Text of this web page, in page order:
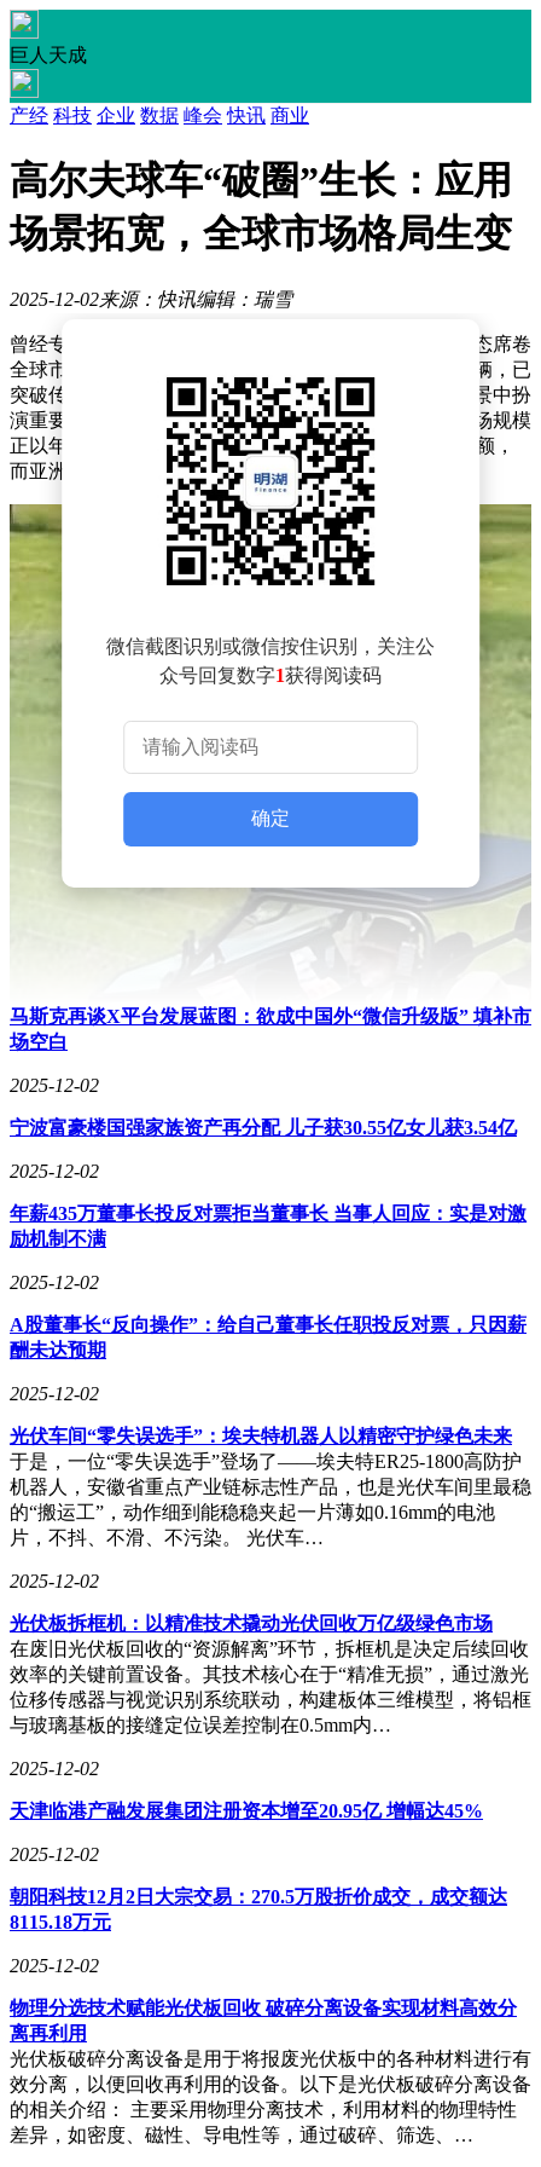
巨人天成
产经 科技 企业 数据 峰会 快讯 商业
高尔夫球车“破圈”生长：应用
场景拓宽，全球市场格局生变
2025-12-02来源：快讯编辑：瑞雪
曾经专属于高尔夫球场的低速电瓶车，如今正以全新姿态席卷
全球市场。这款最初为运送球具和球员设计的环保型车辆，已
突破传统应用场景，在度假村、社区、园区甚至家庭场景中扮
演重要角色。据权威行业报告显示，全球高尔夫球车市场规模
正以年均6%以上的速度扩张，其中北美市场占据70%份额，
而亚洲市场以7.85%的复合增长率成为增长引擎。
国际市场呈现"三足鼎立"格局。美国北极星（Polaris）凭借渠
道优势占据高端市场，2024年北美销量达6万辆，产品定价
1.2-1.6万美元；日本本田、雅马哈则以耐用性赢得中端市场，
分别取得4.5万和2.8万辆的年销量。中国品牌正通过差异化竞
争改写市场版图：涛涛车业构建"中国-东南亚-北美"产能网
络，2024年北美市占率突破20%；康迪科技在得州投产的工厂
实现"美国造美国卖"，产品定价较北极星低30%，通过Costco
等千家商超渠道，2025年前三季度北美销售额超5亿元人民
份额，但四座车型以7.09%的复合增长率快速崛起，封闭式车
型因适应多天气环境增长6.5%。技术路线方面，电动车型占
据81.81%市场份额，太阳能混动款增速达10.2%。某头部品牌
推出的智能车型配备APP远程监控、故障预警系统，单次充电
续航达80公里，充电时间缩短至4小时内。
微信截图识别或微信按住识别，关注公
众号回复数字1获得阅读码
确定
马斯克再谈X平台发展蓝图：欲成中国外“微信升级版” 填补市
场空白
2025-12-02
宁波富豪楼国强家族资产再分配 儿子获30.55亿女儿获3.54亿
2025-12-02
年薪435万董事长投反对票拒当董事长 当事人回应：实是对激
励机制不满
2025-12-02
A股董事长“反向操作”：给自己董事长任职投反对票，只因薪
酬未达预期
2025-12-02
光伏车间“零失误选手”：埃夫特机器人以精密守护绿色未来
于是，一位“零失误选手”登场了——埃夫特ER25-1800高防护
机器人，安徽省重点产业链标志性产品，也是光伏车间里最稳
的“搬运工”，动作细到能稳稳夹起一片薄如0.16mm的电池
片，不抖、不滑、不污染。 光伏车…
2025-12-02
光伏板拆框机：以精准技术撬动光伏回收万亿级绿色市场
在废旧光伏板回收的“资源解离”环节，拆框机是决定后续回收
效率的关键前置设备。其技术核心在于“精准无损”，通过激光
位移传感器与视觉识别系统联动，构建板体三维模型，将铝框
与玻璃基板的接缝定位误差控制在0.5mm内…
2025-12-02
天津临港产融发展集团注册资本增至20.95亿 增幅达45%
2025-12-02
朝阳科技12月2日大宗交易：270.5万股折价成交，成交额达
8115.18万元
2025-12-02
物理分选技术赋能光伏板回收 破碎分离设备实现材料高效分
离再利用
光伏板破碎分离设备是用于将报废光伏板中的各种材料进行有
效分离，以便回收再利用的设备。以下是光伏板破碎分离设备
的相关介绍： 主要采用物理分离技术，利用材料的物理特性
差异，如密度、磁性、导电性等，通过破碎、筛选、…